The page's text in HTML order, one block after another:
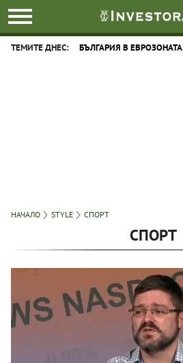
ТЕМИТЕ ДНЕС: БЪЛГАРИЯ В ЕВРОЗОНАТА
НАЧАЛО STYLE СПОРТ
СПОРТ